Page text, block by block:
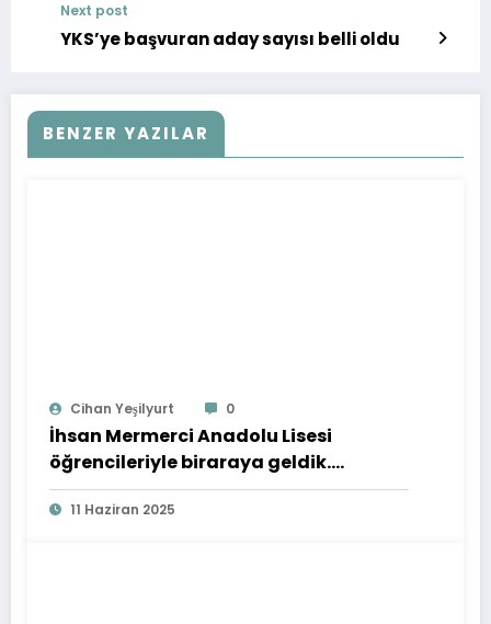
Next post
YKS’ye başvuran aday sayısı belli oldu
BENZER YAZILAR
Cihan Yeşilyurt 0
İhsan Mermerci Anadolu Lisesi
öğrencileriyle biraraya geldik.
21.05.2025
11 Haziran 2025